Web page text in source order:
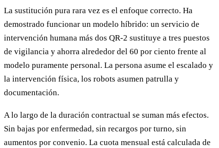
La sustitución pura rara vez es el enfoque correcto. Ha
demostrado funcionar un modelo híbrido: un servicio de
intervención humana más dos QR-2 sustituye a tres puestos
de vigilancia y ahorra alrededor del 60 por ciento frente al
modelo puramente personal. La persona asume el escalado y
la intervención física, los robots asumen patrulla y
documentación.
A lo largo de la duración contractual se suman más efectos.
Sin bajas por enfermedad, sin recargos por turno, sin
aumentos por convenio. La cuota mensual está calculada de